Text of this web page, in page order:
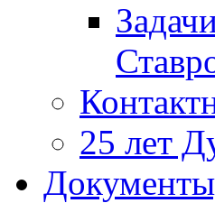
25 лет